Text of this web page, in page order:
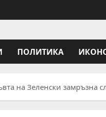
ПОЛИТИКА
на Зеленски замръзна